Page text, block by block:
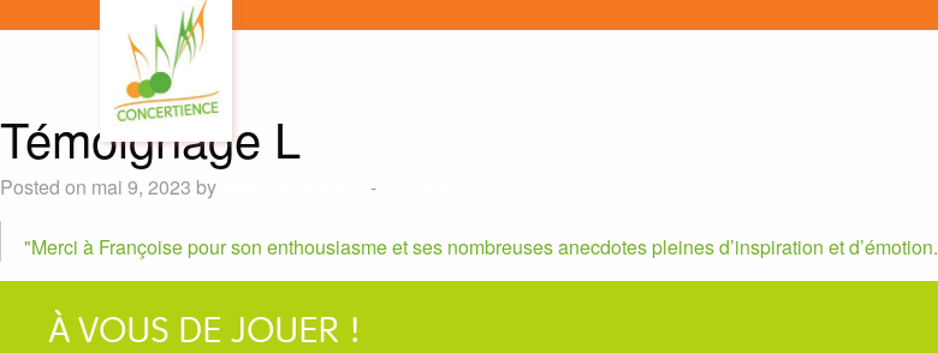
Témoignage L
Posted on mai 9, 2023 by -
Merci à Françoise pour son enthousiasme et ses nombreuses anecdotes pleines d’inspiration et d’émotion.
À VOUS DE JOUER !